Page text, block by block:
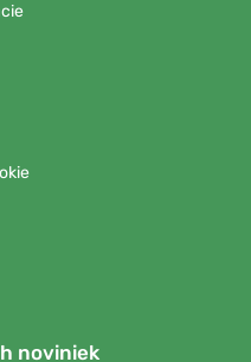
noviniek